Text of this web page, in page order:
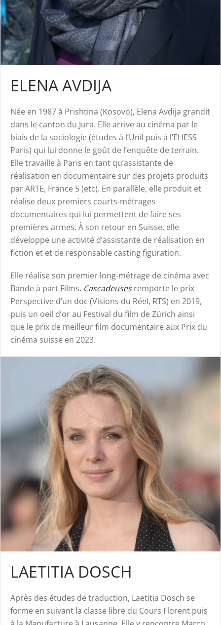
ELENA AVDIJA
Née en 1987 à Prishtina (Kosovo), Elena Avdija grandit
dans le canton du Jura. Elle arrive au cinéma par le
biais de la sociologie (études à l’Unil puis à l’EHESS
Paris) qui lui donne le goût de l’enquête de terrain.
Elle travaille à Paris en tant qu’assistante de
réalisation en documentaire sur des projets produits
par ARTE, France 5 (etc). En parallèle, elle produit et
réalise deux premiers courts-métrages
documentaires qui lui permettent de faire ses
premières armes. À son retour en Suisse, elle
développe une activité d’assistante de réalisation en
fiction et et de responsable casting figuration.
Elle réalise son premier long-métrage de cinéma avec
Bande à part Films. Cascadeusesremporte le prix
Perspective d’un doc (Visions du Réel, RTS) en 2019,
puis un oeil d’or au Festival du film de Zürich ainsi
que le prix de meilleur film documentaire aux Prix du
cinéma suisse en 2023.
LAETITIA DOSCH
Après des études de traduction, Laetitia Dosch se
forme en suivant la classe libre du Cours Florent puis